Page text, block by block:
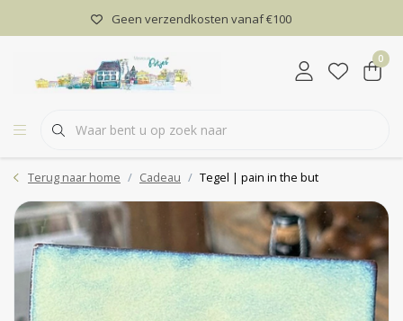
Geen verzendkosten vanaf €100
0
Terug naar home Cadeau Tegel | pain in the but